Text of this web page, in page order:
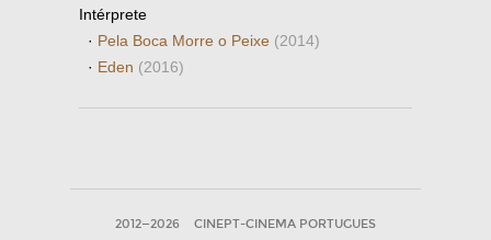
Intérprete
· Pela Boca Morre o Peixe (2014)
· Eden (2016)
2012—2026 CINEPT-CINEMA PORTUGUES